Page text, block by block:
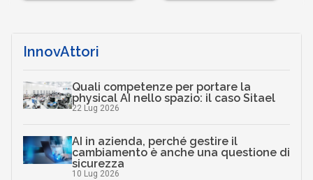
InnovAttori
Quali competenze per portare la
physical AI nello spazio: il caso Sitael
22 Lug 2026
AI in azienda, perché gestire il
cambiamento è anche una questione di
sicurezza
10 Lug 2026